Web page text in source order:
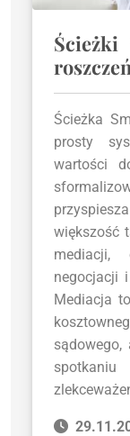
Ścieżki
Ścieżka
prosty
wartości
większość
negocjacji
Mediacja